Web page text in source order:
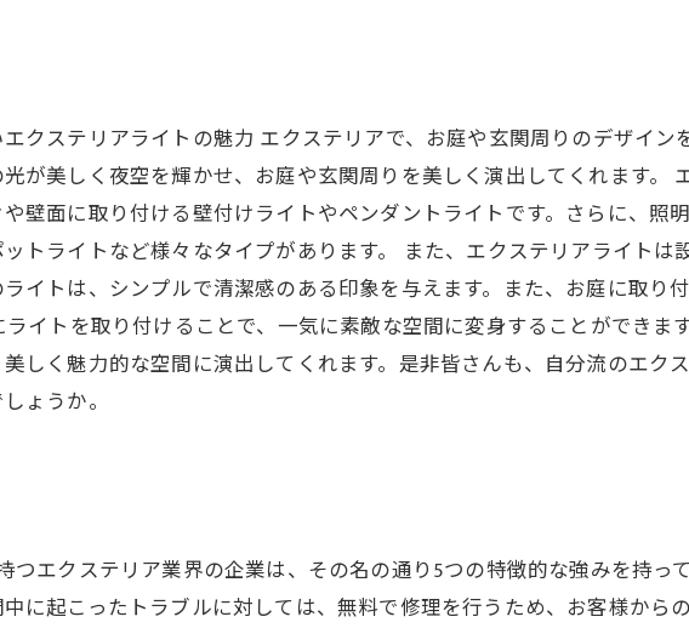
クステリアライトの魅力 エクステリアで、お庭や玄関周りのデザイ
が美しく夜空を輝かせ、お庭や玄関周りを美しく演出してくれます。
壁面に取り付ける壁付けライトやペンダントライトです。さらに、
トライトなど様々なタイプがあります。 また、エクステリアライト
イトは、シンプルで清潔感のある印象を与えます。また、お庭に取り
イトを取り付けることで、一気に素敵な空間に変身することができ
しく魅力的な空間に演出してくれます。是非皆さんも、自分流のエク
ょうか。
つエクステリア業界の企業は、その名の通り5つの特徴的な強みを持っ
に起こったトラブルに対しては、無料で修理を行うため、お客様から